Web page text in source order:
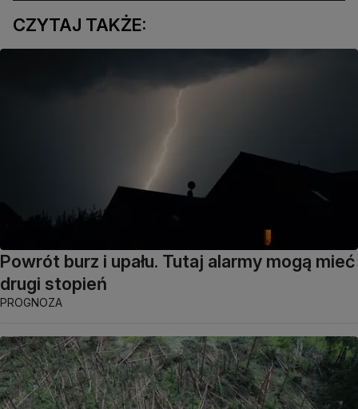
CZYTAJ TAKŻE:
Powrót burz i upału. Tutaj alarmy mogą mieć
drugi stopień
PROGNOZA